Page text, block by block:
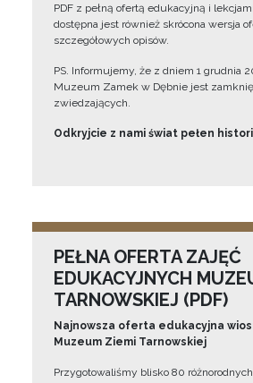
PDF z pełną ofertą edukacyjną i
dostępna jest również skrócona wersja
szczegółowych opisów.
PS. Informujemy, że z dniem 1 grudnia
Muzeum Zamek w Dębnie jest
zwiedzających.
Odkryjcie z nami świat pełen
PEŁNA OFERTA ZAJĘĆ
EDUKACYJNYCH
TARNOWSKIEJ (PDF)
Najnowsza oferta edukacyjna
Muzeum Ziemi Tarnowskiej
Przygotowaliśmy blisko 80